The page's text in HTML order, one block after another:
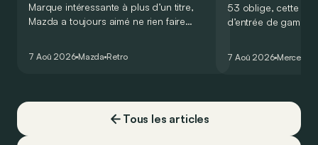
Marque intéressante à plus d’un titre,
Mazda a toujours aimé ne rien faire
de la plus belle des manières…
7 Aoû 2026 Mazda Retro
53 oblige, cette
d’entrée de
moins…
7 Aoû 2026 Mercedes
Tous les articles